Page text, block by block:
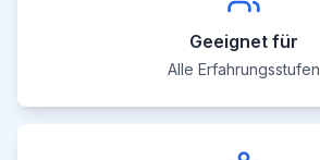
Geeignet für
Alle Erfahrungsstufen